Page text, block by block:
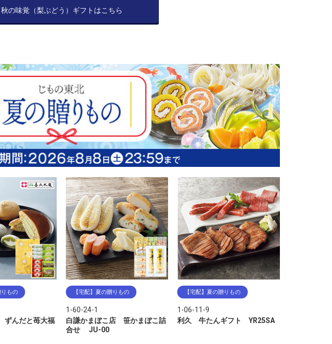
秋の味覚（梨ぶどう）ギフトはこちら
りもの
んだと苺大福
【宅配】夏の贈りもの
1-60-24-1
白謙かまぼこ店 笹かまぼこ詰
合せ JU-00
【宅配】夏の贈りもの
1-06-11-9
利久 牛たんギフト YR25SA